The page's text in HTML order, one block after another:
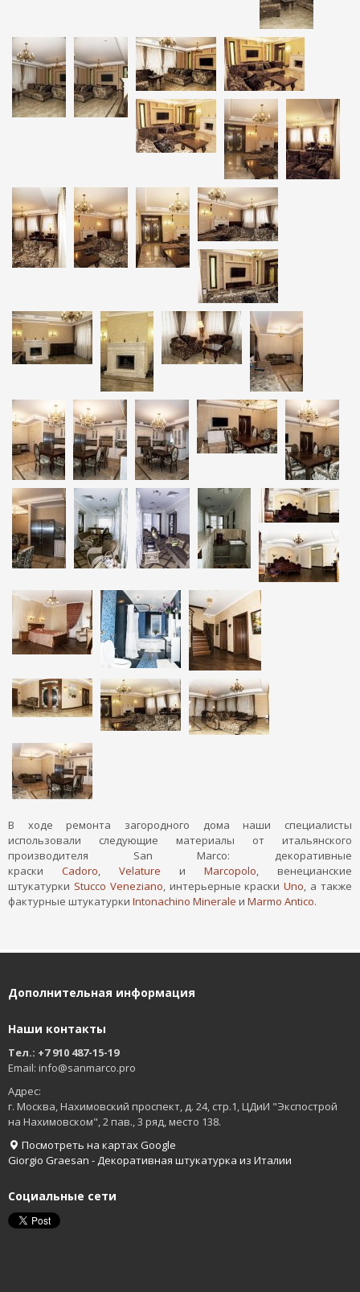
В ходе ремонта загородного дома наши специалисты
использовали следующие материалы от итальянского
производителя San Marco: декоративные
краски Cadoro Velature и Marcopolo , венецианские
штукатурки Stucco Veneziano , интерьерные краскиUno , а также
фактурные штукатурки Intonachino Minerale и Marmo Antico.
Дополнительная информация
Наши контакты
Тел.: +7 910 487-15-19
Email: info@sanmarco.pro
Адрес:
г. Москва, Нахимовский проспект, д. 24, стр.1, ЦДиИ "Экспострой
на Нахимовском", 2 пав., 3 ряд, место 138.
Посмотреть на картах Google
Giorgio Graesan - Декоративная штукатурка из Италии
Социальные сети